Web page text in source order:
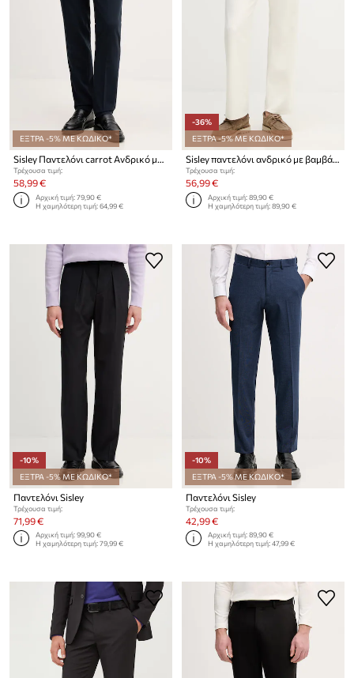
ΕΞΤΡΑ -5% ΜΕ ΚΩΔΙΚΟ*
Sisley Παντελόνι carrot Ανδρικό με πρόσμιξη μαλλιού
Τρέχουσα τιμή:
58,99 €
Αρχική τιμή:79,90 €
Η χαμηλότερη τιμή:64,99 €
-36%
ΕΞΤΡΑ -5% ΜΕ ΚΩΔΙΚΟ*
Sisley παντελόνι ανδρικό με βαμβάκι
Τρέχουσα τιμή:
56,99 €
Αρχική τιμή:89,90 €
Η χαμηλότερη τιμή:89,90 €
-10%
ΕΞΤΡΑ -5% ΜΕ ΚΩΔΙΚΟ*
Παντελόνι Sisley
Τρέχουσα τιμή:
71,99 €
Αρχική τιμή:99,90 €
Η χαμηλότερη τιμή:79,99 €
-10%
ΕΞΤΡΑ -5% ΜΕ ΚΩΔΙΚΟ*
Παντελόνι Sisley
Τρέχουσα τιμή:
42,99 €
Αρχική τιμή:89,90 €
Η χαμηλότερη τιμή:47,99 €